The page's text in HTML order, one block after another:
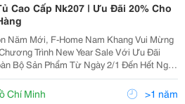
Cao Cấp Nk207 | Ưu Đãi 20% Cho
Năm Mới, F-Home Nam Khang Vui Mừng
Trình New Year Sale Với Ưu Đãi
Bộ Sản Phẩm Từ Ngày 2/1 Đến Hết Ngày
Phẩm Nổi Bật Với Thiết Kế Đặc Biệt Và
Chí Minh >1 năm